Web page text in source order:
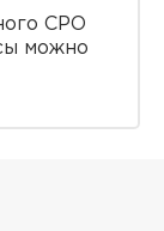
СРО
можно